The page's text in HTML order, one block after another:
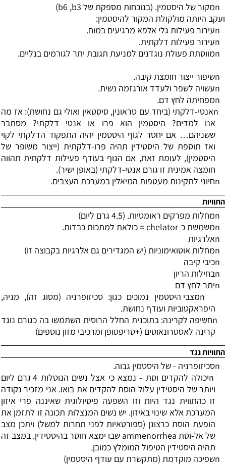
nמקור של היסטמין. (בנוכחות מספקת של 3 b
, 6
b
)
ועקב היותה מולקולת המקור להיסטמין:
nעירור פעילות גלי אלפא מרגיעים במוח.
nעירור פעילות דלקתית.
nמווסתת פעולת נוגדנים למניעת תגובת יתר לגורמים בנליים.
nשיפור ייצור חומצת קיבה.
nעשויה לשפר ולעדד אורגזמה נשית.
nמפחיתה לחץ דם.
nאנטי-דלקתי (ביחד עם טראונין, סיסטאין ואולי גם נחושת): אז מה
אנו למדים? היסטמין הוא פרו או אנטי דלקתי? מסתבר
ששניהם… אם יחסר לגוף היסטמין יהיה התפקוד הדלקתי לקוי
ואז תוספת של היסטידין תהיה פרו-דלקתית (ייצור משופר של
היסטמין), לעומת זאת, אם הגוף בעודף פעילות דלקתית תהווה
חומצה אמינית זו גורם אנטי-דלקתי (באופן ישיר).
nחיוני לתקינות מעטפות המיאלין במערכת העצבים.
התוויות
nמחלות מפרקים ראומטיות. (4.5 גרם ליום)
nמשמשת כ-chelator= כולאת למתכות כבדות.
nאלרגיות
nמחלות אוטואימוניות (יש המגדירים גם אלרגיות בקבוצה זו)
nכיבי קיבה
nבחילות הריון
nיתר לחץ דם
nמצבי היסטמין נמוכים כגון: סכיזופרניה (מסוג זה), מניה,
היפראקטוביות ועודף נחושת.
nחשיפה לקרינה: בתוכנית החלל הרוסית השתמשו בה כגורם נוגד
קרינה לאסטרונאוטים (+טריפטופן ומרכיבי מזון נוספים)
התוויות נגד
nסכיזופרניה - של היסטמין גבוה.
n
יכולה להקדים וסת - נמצא כי אצל נשים הנוטלות 4 גרם ליום
ויותר של היסטידין עלול הוסת להקדים את בואו. אני מזכיר נקודה
זו כהתווית נגד היות וזו השפעה פיסיולוגית שאיננה פרי איזון
המערכת אלא שינוי באיזון. יש נשים המנצלות תכונה זו לתזמן את
הופעת הוסת כרצונן (ספורטאיות לפני תחרות למשל) ויתכן מצב
של אל-וסת ammenorrhea שבו ימצא חוסר בהיסטידין. במצב זה
תהיה היסטידין הטיפול המומלץ כמובן.
nשפיכה מוקדמת (מתקשרת עם עודף היסטמין)